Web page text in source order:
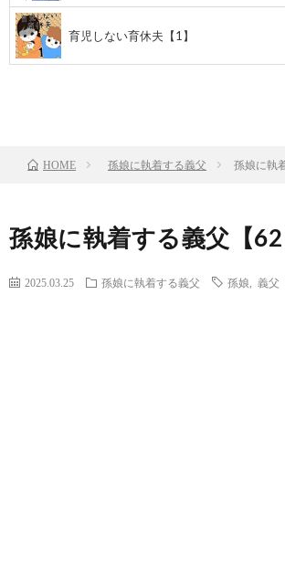
育児しない育休夫【1】
HOME 孫娘に執着する義父 孫娘に執
孫娘に執着する義父【62
2025.03.25 孫娘に執着する義父 孫娘 義父